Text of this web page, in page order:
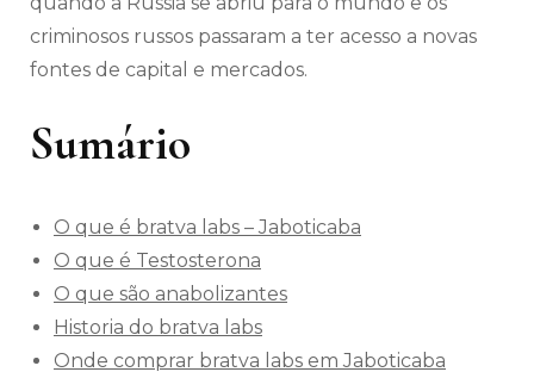
criminosos russos passaram a ter acesso a novas
fontes de capital e mercados.
Sumário
O que é bratva labs – Jaboticaba
O que é Testosterona
O que são anabolizantes
Historia do bratva labs
Onde comprar bratva labs em Jaboticaba